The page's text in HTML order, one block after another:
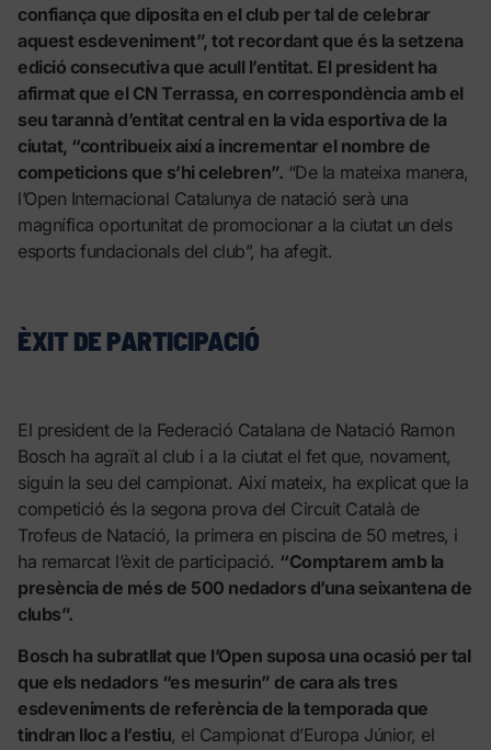
confiança que diposita en el club per tal de celebrar
aquest esdeveniment”, tot recordant que és la setzena
edició consecutiva que acull l’entitat. El president ha
afirmat que el CN Terrassa, en correspondència amb el
seu tarannà d’entitat central en la vida esportiva de la
ciutat, “contribueix així a incrementar el nombre de
competicions que s’hi celebren”. “De la mateixa manera,
l’Open Internacional Catalunya de natació serà una
magnífica oportunitat de promocionar a la ciutat un dels
esports fundacionals del club”, ha afegit.
ÈXIT DE PARTICIPACIÓ
El president de la Federació Catalana de Natació Ramon
Bosch ha agraït al club i a la ciutat el fet que, novament,
siguin la seu del campionat. Així mateix, ha explicat que la
competició és la segona prova del Circuit Català de
Trofeus de Natació, la primera en piscina de 50 metres, i
ha remarcat l’èxit de participació. “Comptarem amb la
presència de més de 500 nedadors d’una seixantena de
clubs”.
Bosch ha subratllat que l’Open suposa una ocasió per tal
que els nedadors “es mesurin” de cara als tres
esdeveniments de referència de la temporada que
tindran lloc a l’estiu, el Campionat d’Europa Júnior, el